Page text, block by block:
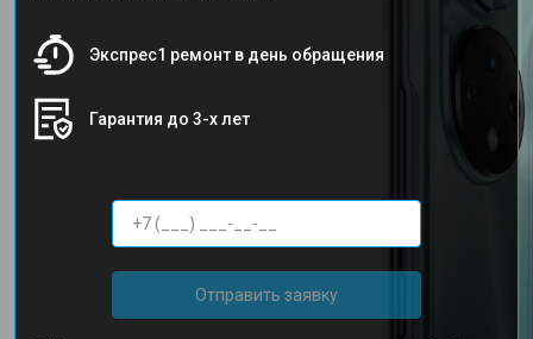
Экспрес1 ремонт в день обращения
Гарантия до 3-х лет
Отправить заявку